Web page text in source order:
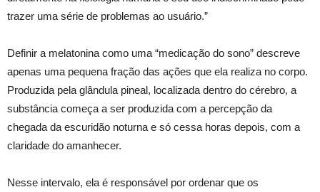
trazer uma série de problemas ao usuário.”
Definir a melatonina como uma “medicação do sono” descreve
apenas uma pequena fração das ações que ela realiza no corpo.
Produzida pela glândula pineal, localizada dentro do cérebro, a
substância começa a ser produzida com a percepção da
chegada da escuridão noturna e só cessa horas depois, com a
claridade do amanhecer.
Nesse intervalo, ela é responsável por ordenar que os